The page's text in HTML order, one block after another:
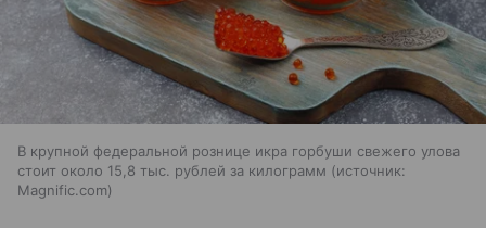
В крупной федеральной рознице икра горбуши свежего улова
стоит около 15,8 тыс. рублей за килограмм
источник:
Magnific.com